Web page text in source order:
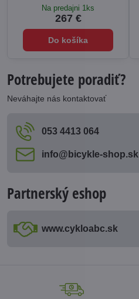
Na predajni 1ks
267 €
Do košíka
Potrebujete poradiť?
Neváhajte nás kontaktovať
053 4413 064
info​@bicykle-shop​.sk
Partnerský eshop
www​.cykloabc​.sk